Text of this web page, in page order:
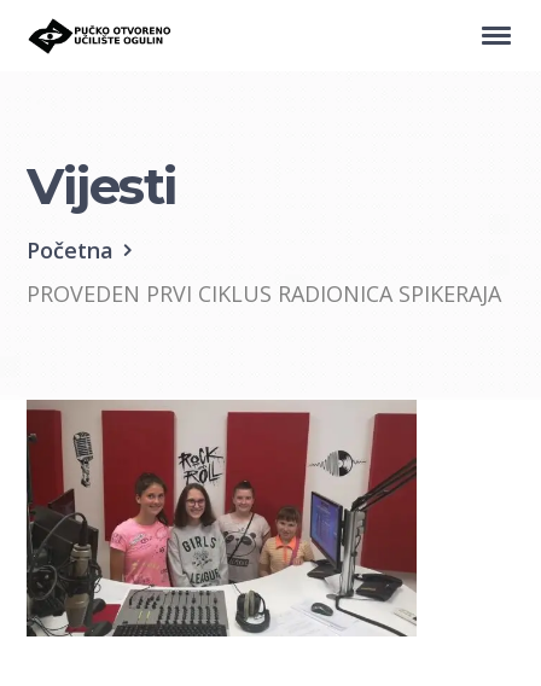
Vijesti
Početna
PROVEDEN PRVI CIKLUS RADIONICA SPIKERAJA